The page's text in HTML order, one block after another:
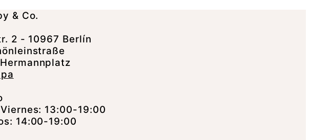
& Co.
2 - 10967 Berlín
13:00-19:00
14:00-19:00